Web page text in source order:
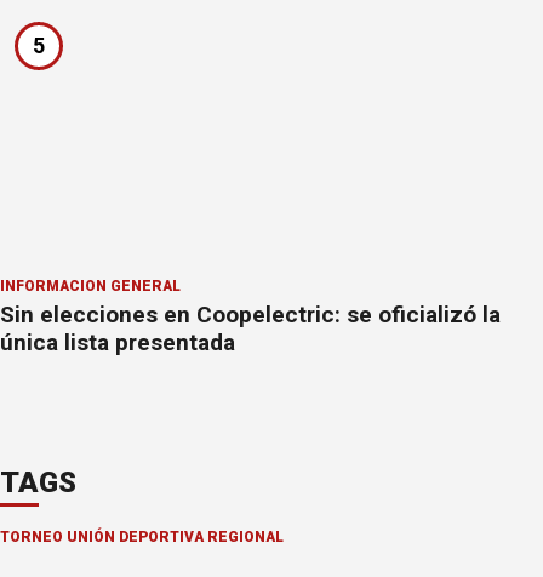
5
INFORMACION GENERAL
Sin elecciones en Coopelectric: se oficializó la
única lista presentada
TAGS
TORNEO UNIÓN DEPORTIVA REGIONAL